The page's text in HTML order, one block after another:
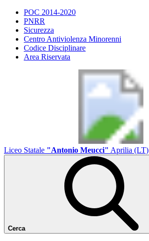
POC 2014-2020
PNRR
Sicurezza
Centro Antiviolenza Minorenni
Codice Disciplinare
Area Riservata
Liceo Statale "Antonio Meucci" Aprilia (LT)
Cerca